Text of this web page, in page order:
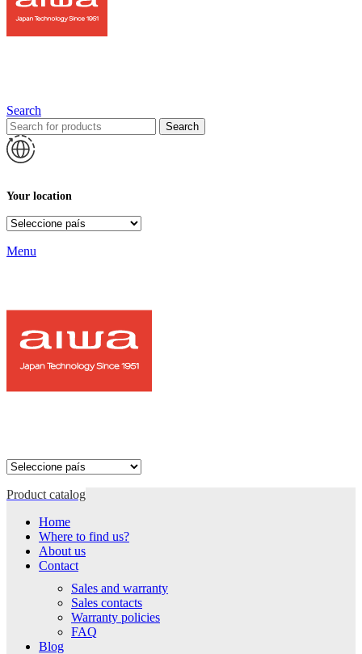
Search
Search
Your location
Menu
Product catalog
Home
Where to find us?
About us
Contact
Sales and warranty
Sales contacts
Warranty policies
FAQ
Blog